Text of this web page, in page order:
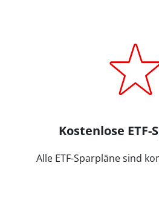
Kostenlose ETF-
Alle ETF-Sparpläne sind